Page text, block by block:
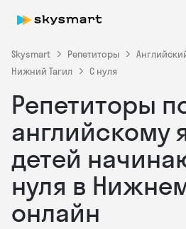
Skysmart Репетиторы
Нижний Тагил
С нуля
Репетиторы
английскому
детей
нуля в
онлайн
Skysmart Chat